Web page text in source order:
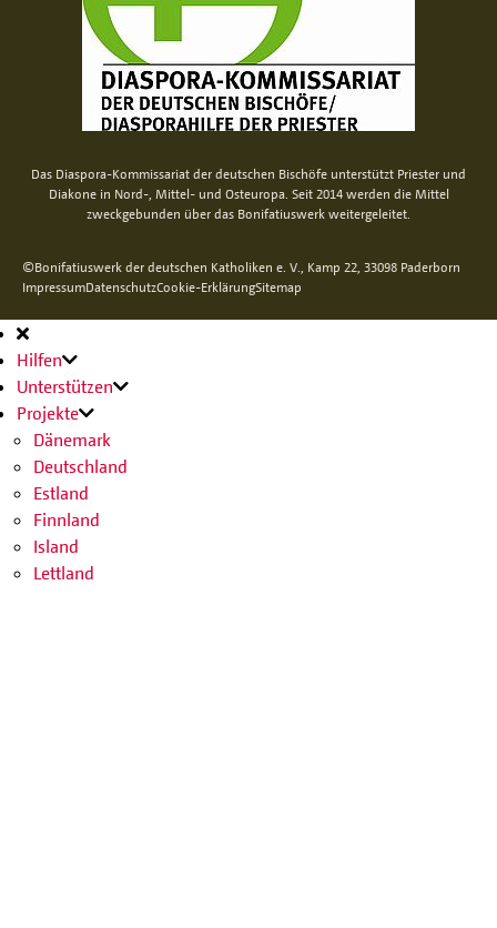
Das Diaspora-Kommissariat der deutschen Bischöfe unterstützt Priester und
Diakone in Nord-, Mittel- und Osteuropa. Seit 2014 werden die Mittel
zweckgebunden über das Bonifatiuswerk weitergeleitet.
©Bonifatiuswerk der deutschen Katholiken e. V., Kamp 22, 33098 Paderborn
ImpressumDatenschutzCookie-ErklärungSitemap
Hauptnavigation
Hilfen
Unterstützen
Projekte
Dänemark
Deutschland
Estland
Finnland
Island
Lettland